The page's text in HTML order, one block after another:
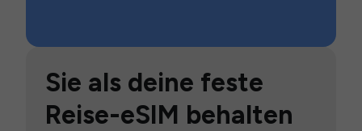
Sie als deine feste
Reise-eSIM behalten